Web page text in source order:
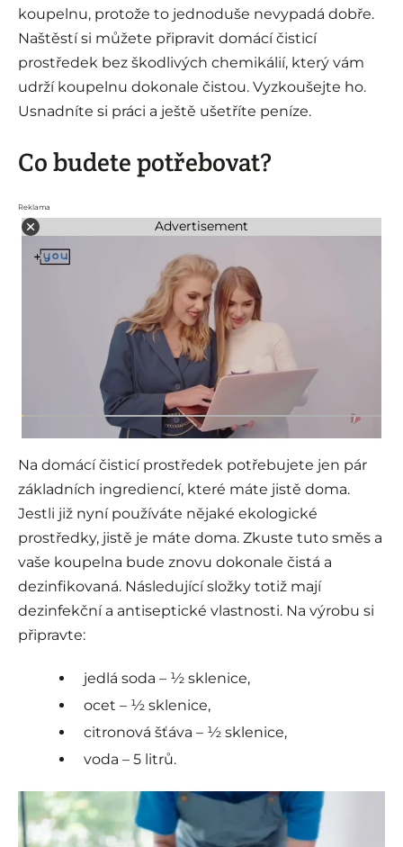
koupelnu, protože to jednoduše nevypadá dobře.
Naštěstí si můžete připravit domácí čisticí
prostředek bez škodlivých chemikálií, který vám
udrží koupelnu dokonale čistou. Vyzkoušejte ho.
Usnadníte si práci a ještě ušetříte peníze.
Co budete potřebovat?
Reklama
Advertisement
Na domácí čisticí prostředek potřebujete jen pár
základních ingrediencí, které máte jistě doma.
Jestli již nyní používáte nějaké ekologické
prostředky, jistě je máte doma. Zkuste tuto směs a
vaše koupelna bude znovu dokonale čistá a
dezinfikovaná. Následující složky totiž mají
dezinfekční a antiseptické vlastnosti. Na výrobu si
připravte:
jedlá soda – ½ sklenice,
ocet – ½ sklenice,
citronová šťáva – ½ sklenice,
voda – 5 litrů.